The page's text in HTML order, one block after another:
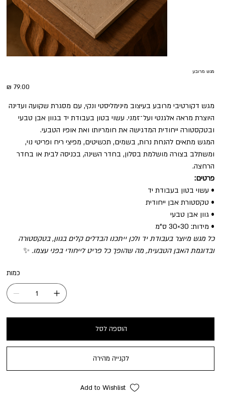
מגש מרובע
מגש דקורטיבי מרובע בעיצוב מינימליסטי ונקי, עם מסגרת שקועה ועדינה
היוצרת מראה אלגנטי ועל־זמני. עשוי בטון בעבודת יד בגוון אבן טבעי
ובטקסטורה ייחודית המדגישה את חומריותו ואת אופיו הטבעי.
המגש מתאים להנחת נרות, בשמים, תכשיטים, מפיצי ריח ופריטי נוי,
ומשתלב בצורה מושלמת בסלון, בחדר השינה, בכניסה לבית או בחדר
הרחצה.
פרטים:
• עשוי בטון בעבודת יד
• טקסטורת אבן ייחודית
• גוון אבן טבעי
• מידות: 30×30 ס"מ
כל מגש מיוצר בעבודת יד ולכן ייתכנו הבדלים קלים בגוון, בטקסטורה
ובדוגמת האבן הטבעית, מה שהופך כל פריט לייחודי בפני עצמו.✨
כמות
הוספה לסל
לקנייה מהירה
Add to Wishlist